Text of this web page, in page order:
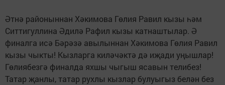
Әтнә районыннан Хәкимова Гөлия Равил кызы һәм
Ситтигуллина Әдилә Рафил кызы катнаштылар. Ә
финалга исә Бәрәзә авылыннан Хәкимова Гөлия Равил
кызы чыкты! Кызларга киләчәктә дә иҗади уңышлар!
Гөлиябезгә финалда яхшы чыгыш ясавын телибез!
Татар җанлы, татар рухлы кызлар булуыгыз белән без